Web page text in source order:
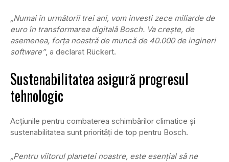
„Numai în următorii trei ani, vom investi zece miliarde de
euro în transformarea digitală Bosch. Va crește, de
asemenea, forța noastră de muncă de 40.000 de ingineri
software”, a declarat Rückert.
Sustenabilitatea asigură progresul
tehnologic
Acțiunile pentru combaterea schimbărilor climatice și
sustenabilitatea sunt priorități de top pentru Bosch.
„Pentru viitorul planetei noastre, este esențial să ne